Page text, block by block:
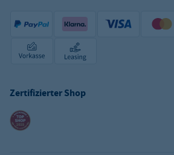
Zertifizierter Shop